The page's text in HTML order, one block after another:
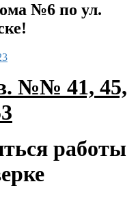
№6 по ул.
№№ 41, 45,
работы